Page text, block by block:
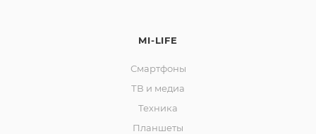
MI-LIFE
Смартфоны
ТВ и медиа
Техника
Планшеты